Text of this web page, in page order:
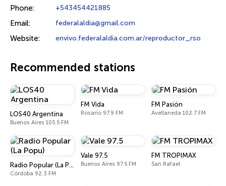
Phone: +543454421885
Email: federalaldia@gmail.com
Website: envivo.federalaldia.com.ar/reproductor_rso
Recommended stations
LOS40 Argentina
Buenos Aires 105.5 FM
FM Vida
Rosario 97.9 FM
FM Pasión
Avellaneda 102.7 FM
Radio Popular (La Popu)
Córdoba 92.3 FM
Vale 97.5
Buenos Aires 97.5 FM
FM TROPIMAX
San Rafael